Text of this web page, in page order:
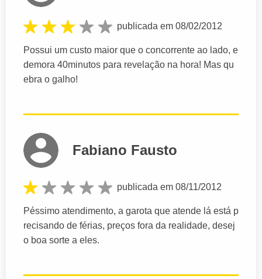
publicada em 08/02/2012
Possui um custo maior que o concorrente ao lado, e
demora 40minutos para revelação na hora! Mas qu
ebra o galho!
Fabiano Fausto
publicada em 08/11/2012
Péssimo atendimento, a garota que atende lá está p
recisando de férias, preços fora da realidade, desej
o boa sorte a eles.